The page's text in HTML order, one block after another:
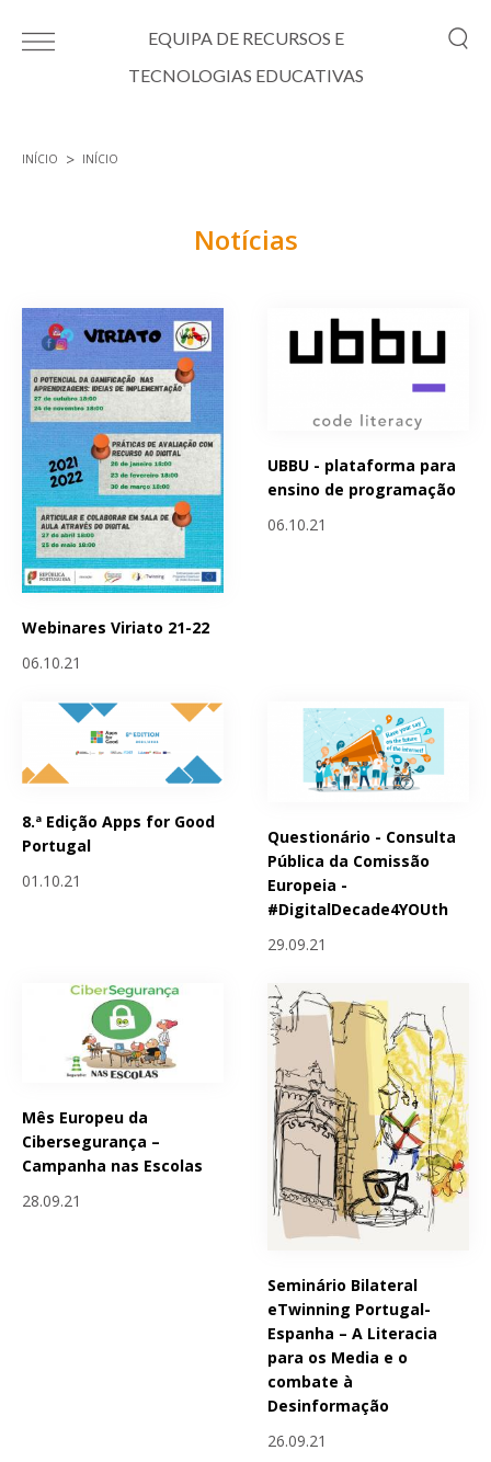
EQUIPA DE RECURSOS E
TECNOLOGIAS EDUCATIVAS
INÍCIO INÍCIO
Notícias
Webinares Viriato 21-22
06.10.21
UBBU - plataforma para
ensino de programação
06.10.21
8.ª Edição Apps for Good
Portugal
01.10.21
Questionário - Consulta
Pública da Comissão
Europeia -
#DigitalDecade4YOUth
29.09.21
Mês Europeu da
Cibersegurança –
Campanha nas Escolas
28.09.21
Seminário Bilateral
eTwinning Portugal-
Espanha – A Literacia
para os Media e o
combate à
Desinformação
26.09.21
Páginas